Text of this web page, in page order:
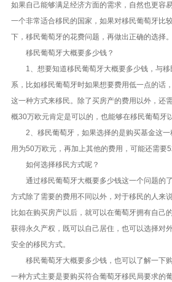
如果自己能够满足经济方面的需求，自然也更容
一个非常适合移民的国家，如果对移民葡萄牙比
下，移民葡萄牙的花费问题，再做出正确的选择。
移民葡萄牙大概要多少钱？
1、想要知道移民葡萄牙大概要多少钱，与移
系，比如移民葡萄牙时如果想要费用低一点的话
这一种方式来移民。除了买房产的费用以外，还
概30万欧元肯定是可以的，也能够在移民葡萄牙
2、移民葡萄牙，如果选择的是购买基金这一
用为50万欧元，再加上其他的费用，可能还需要
如何选择移民方式呢？
通过移民葡萄牙大概要多少钱这一个问题的
方式除了需要的费用不同以外，对于移民的人来
比如在购买房产以后，就可以在葡萄牙拥有自己
获得永久产权，既可以自己居住，也可以选择对
安全的移民方式。
移民葡萄牙大概要多少钱，也可以了解一下
一种方式主要是要购买符合葡萄牙移民局要求的